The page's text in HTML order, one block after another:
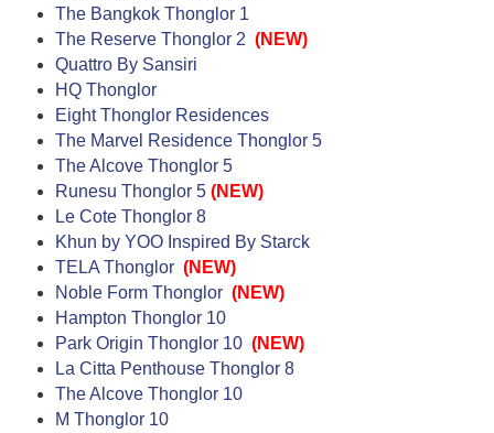
The Bangkok Thonglor 1
The Reserve Thonglor 2 (NEW)
Quattro By Sansiri
HQ Thonglor
Eight Thonglor Residences
The Marvel Residence Thonglor 5
The Alcove Thonglor 5
Runesu Thonglor 5 (NEW)
Le Cote Thonglor 8
Khun by YOO Inspired By Starck
TELA Thonglor (NEW)
Noble Form Thonglor (NEW)
Hampton Thonglor 10
Park Origin Thonglor 10 (NEW)
La Citta Penthouse Thonglor 8
The Alcove Thonglor 10
M Thonglor 10